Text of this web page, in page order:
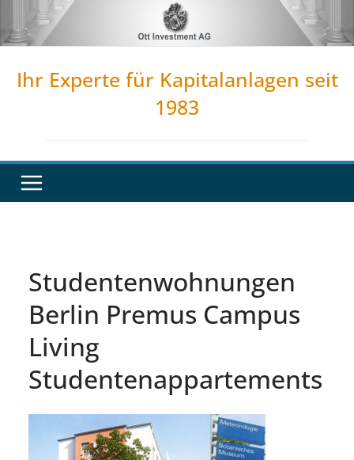
Inhalt
Ihr Experte für Kapitalanlagen seit
1983
Studentenwohnungen
Berlin Premus Campus
Living
Studentenappartements